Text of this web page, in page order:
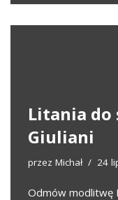
Litania do
Giuliani
przez Michał 24
Odmów modlitwę